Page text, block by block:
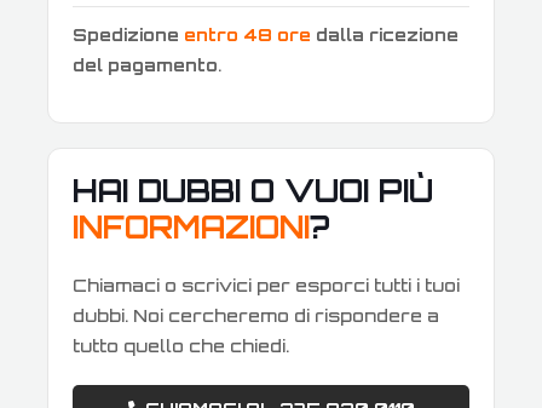
Spedizione entro 48 ore dalla ricezione
del pagamento.
HAI DUBBI O VUOI PIÙ
INFORMAZIONI?
Chiamaci o scrivici per esporci tutti i tuoi
dubbi. Noi cercheremo di rispondere a
tutto quello che chiedi.